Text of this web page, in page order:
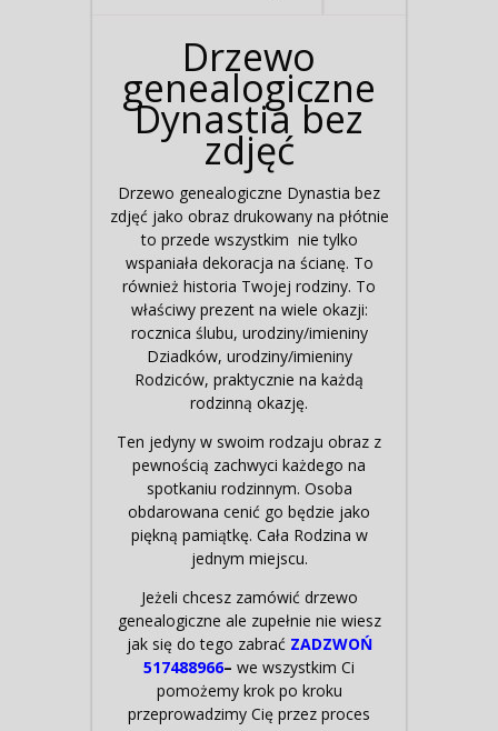
Drzewo
genealogiczne
Dynastia bez
zdjęć
Drzewo genealogiczne Dynastia bez
zdjęć jako obraz drukowany na płótnie
to przede wszystkim nie tylko
wspaniała dekoracja na ścianę. To
również historia Twojej rodziny. To
właściwy prezent na wiele okazji:
rocznica ślubu, urodziny/imieniny
Dziadków, urodziny/imieniny
Rodziców, praktycznie na każdą
rodzinną okazję.
Ten jedyny w swoim rodzaju obraz z
pewnością zachwyci każdego na
spotkaniu rodzinnym. Osoba
obdarowana cenić go będzie jako
piękną pamiątkę. Cała Rodzina w
jednym miejscu.
Jeżeli chcesz zamówić drzewo
genealogiczne ale zupełnie nie wiesz
jak się do tego zabrać ZADZWOŃ
517488966– we wszystkim Ci
pomożemy krok po kroku
przeprowadzimy Cię przez proces